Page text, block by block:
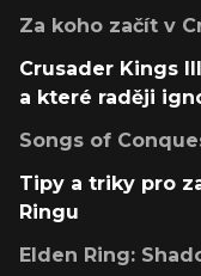
Za koho začít v
Crusader Kings
a které raději
Songs of
Tipy a triky pro
Ringu
Elden Ring: